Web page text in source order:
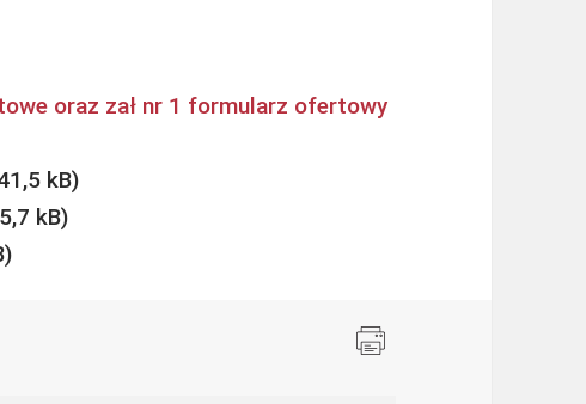
oraz zał nr 1 formularz ofertowy